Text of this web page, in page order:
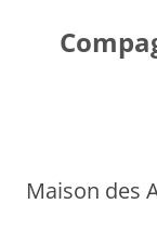
Maison des